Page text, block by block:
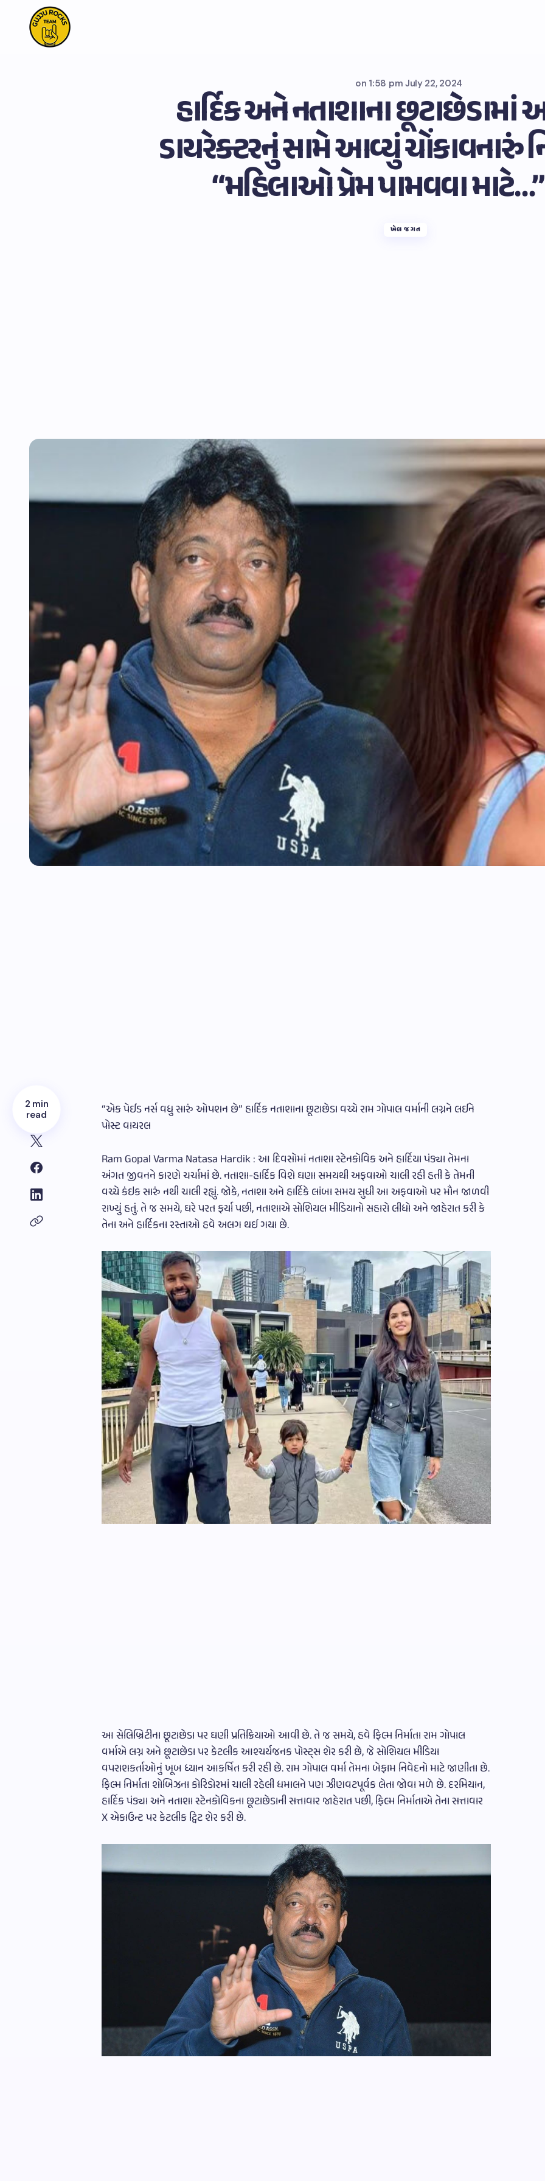
on 1:58 pm July 22, 2024
હાર્દિક અને નતાશાના છૂટાછેડામાં
ડાયરેક્ટરનું સામે આવ્યું ચોંકાવનારું
“મહિલાઓ પ્રેમ પામવવા
ખેલ જગત
2 min
read
“એક પેઈડ નર્સ વધુ સારું ઓપશન છે” હાર્દિક નતાશાના છૂટાછેડા વચ્ચે રામ ગોપાલ વર્માની લગ્નને લઈને
પોસ્ટ વાયરલ
Ram Gopal Varma Natasa Hardik : આ દિવસોમાં નતાશા સ્ટેનકોવિક અને હાર્દિયા પંડ્યા તેમના
અંગત જીવનને કારણે ચર્ચામાં છે. નતાશા-હાર્દિક વિશે ઘણા સમયથી અફવાઓ ચાલી રહી હતી કે તેમની
વચ્ચે કંઇક સારું નથી ચાલી રહ્યું. જોકે, નતાશા અને હાર્દિકે લાંબા સમય સુધી આ અફવાઓ પર મૌન જાળવી
રાખ્યું હતું. તે જ સમયે, ઘરે પરત ફર્યા પછી, નતાશાએ સોશિયલ મીડિયાનો સહારો લીધો અને જાહેરાત કરી કે
તેના અને હાર્દિકના રસ્તાઓ હવે અલગ થઈ ગયા છે.
આ સેલિબ્રિટીના છૂટાછેડા પર ઘણી પ્રતિક્રિયાઓ આવી છે. તે જ સમયે, હવે ફિલ્મ નિર્માતા રામ ગોપાલ
વર્માએ લગ્ન અને છૂટાછેડા પર કેટલીક આશ્ચર્યજનક પોસ્ટ્સ શેર કરી છે, જે સોશિયલ મીડિયા
વપરાશકર્તાઓનું ખૂબ ધ્યાન આકર્ષિત કરી રહી છે. રામ ગોપાલ વર્મા તેમના બેફામ નિવેદનો માટે જાણીતા છે.
ફિલ્મ નિર્માતા શોબિઝના કોરિડોરમાં ચાલી રહેલી ધમાલને પણ ઝીણવટપૂર્વક લેતા જોવા મળે છે. દરમિયાન,
હાર્દિક પંડ્યા અને નતાશા સ્ટેનકોવિકના છૂટાછેડાની સત્તાવાર જાહેરાત પછી, ફિલ્મ નિર્માતાએ તેના સત્તાવાર
X એકાઉન્ટ પર કેટલીક ટ્વિટ શેર કરી છે.